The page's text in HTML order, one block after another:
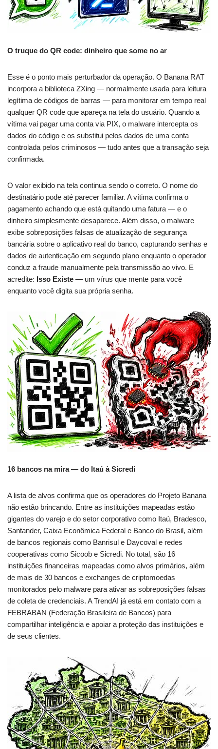
O truque do QR code: dinheiro que some no ar
Esse é o ponto mais perturbador da operação. O Banana RAT
incorpora a biblioteca ZXing — normalmente usada para leitura
legítima de códigos de barras — para monitorar em tempo real
qualquer QR code que apareça na tela do usuário. Quando a
vítima vai pagar uma conta via PIX, o malware intercepta os
dados do código e os substitui pelos dados de uma conta
controlada pelos criminosos — tudo antes que a transação seja
confirmada.
O valor exibido na tela continua sendo o correto. O nome do
destinatário pode até parecer familiar. A vítima confirma o
pagamento achando que está quitando uma fatura — e o
dinheiro simplesmente desaparece. Além disso, o malware
exibe sobreposições falsas de atualização de segurança
bancária sobre o aplicativo real do banco, capturando senhas e
dados de autenticação em segundo plano enquanto o operador
conduz a fraude manualmente pela transmissão ao vivo. E
acredite: Isso Existe — um vírus que mente para você
enquanto você digita sua própria senha.
16 bancos na mira — do Itaú à Sicredi
A lista de alvos confirma que os operadores do Projeto Banana
não estão brincando. Entre as instituições mapeadas estão
gigantes do varejo e do setor corporativo como Itaú, Bradesco,
Santander, Caixa Econômica Federal e Banco do Brasil, além
de bancos regionais como Banrisul e Daycoval e redes
cooperativas como Sicoob e Sicredi. No total, são 16
instituições financeiras mapeadas como alvos primários, além
de mais de 30 bancos e exchanges de criptomoedas
monitorados pelo malware para ativar as sobreposições falsas
de coleta de credenciais. A TrendAI já está em contato com a
FEBRABAN (Federação Brasileira de Bancos) para
compartilhar inteligência e apoiar a proteção das instituições e
de seus clientes.